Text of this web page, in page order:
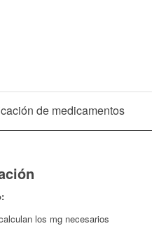
de medicamentos
los mg necesarios